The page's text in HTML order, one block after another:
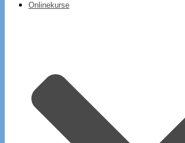
Onlinekurse